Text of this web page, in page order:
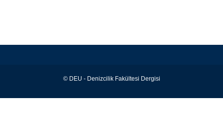
© DEU - Denizcilik Fakültesi Dergisi